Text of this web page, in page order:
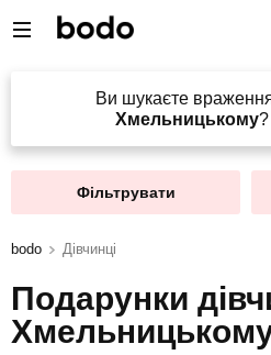
Ви шукаєте
Хмельницькому?
Фільтрувати
bodo Дівчинці
Подарунки